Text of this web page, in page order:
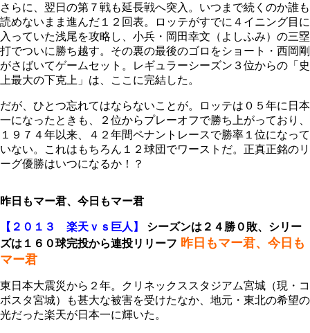
さらに、翌日の第７戦も延長戦へ突入。いつまで続くのか誰も
読めないまま進んだ１２回表。ロッテがすでに４イニング目に
入っていた浅尾を攻略し、小兵・岡田幸文（よしふみ）の三塁
打でついに勝ち越す。その裏の最後のゴロをショート・西岡剛
がさばいてゲームセット。レギュラーシーズン３位からの「史
上最大の下克上」は、ここに完結した。
だが、ひとつ忘れてはならないことが。ロッテは０５年に日本
一になったときも、２位からプレーオフで勝ち上がっており、
１９７４年以来、４２年間ペナントレースで勝率１位になって
いない。これはもちろん１２球団でワーストだ。正真正銘のリ
ーグ優勝はいつになるか！？
昨日もマー君、今日もマー君
【２０１３ 楽天ｖｓ巨人】
シーズンは２４勝０敗、シリー
ズは１６０球完投から連投リリーフ 昨日もマー君、今日も
マー君
東日本大震災から２年。クリネックススタジアム宮城（現・コ
ボスタ宮城）も甚大な被害を受けたなか、地元・東北の希望の
光だった楽天が日本一に輝いた。